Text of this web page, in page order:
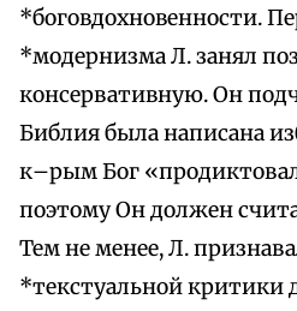
*боговдохновенности.
*модернизма Л. занял
консервативную. Он
Библия была написана
к–рым Бог
поэтому Он должен
Тем не менее, Л.
*текстуальной критики